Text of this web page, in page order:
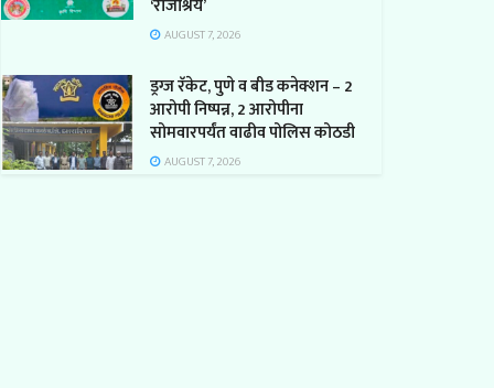
‘राजाश्रय’
AUGUST 7, 2026
ड्रग्ज रॅकेट, पुणे व बीड कनेक्शन – 2
आरोपी निष्पन्न, 2 आरोपीना
सोमवारपर्यंत वाढीव पोलिस कोठडी
AUGUST 7, 2026